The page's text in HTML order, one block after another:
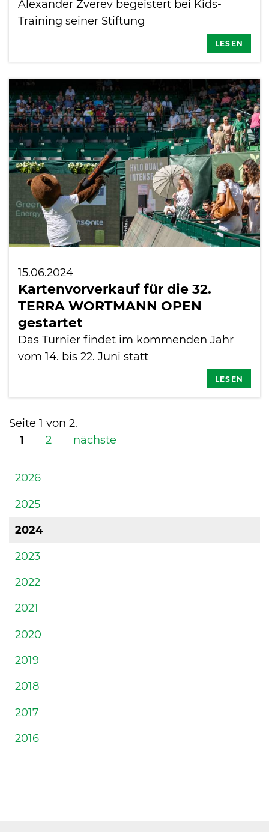
Alexander Zverev begeistert bei Kids-
Training seiner Stiftung
LESEN
15.06.2024
Kartenvorverkauf für die 32.
TERRA WORTMANN OPEN
gestartet
Das Turnier findet im kommenden Jahr
vom 14. bis 22. Juni statt
LESEN
Seite 1 von 2.
1
2 nächste
2026
2025
2024
2023
2022
2021
2020
2019
2018
2017
2016